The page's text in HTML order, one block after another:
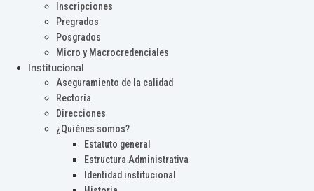
Inscripciones
Pregrados
Posgrados
Micro y Macrocredenciales
Institucional
Aseguramiento de la calidad
Rectoría
Direcciones
¿Quiénes somos?
Estatuto general
Estructura Administrativa
Identidad institucional